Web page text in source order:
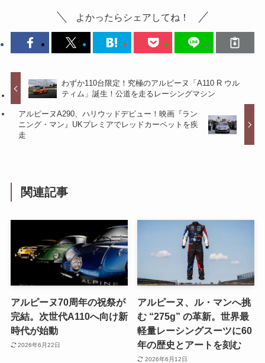
よかったらシェアしてね！
わずか110台限定！究極のアルピーヌ「A110 R ウル
ティム」誕生！公道を走るレーシングマシン
アルピーヌA290、ハリウッドデビュー！映画『ラン
ニング・マン』UKプレミアでレッドカーペットを疾
走
関連記事
アルピーヌ70周年の祝祭が
完結。次世代A110へ向け新
時代が始動
2026年6月22日
アルピーヌ、ル・マンへ挑
む “275g” の革新。世界最
軽量レーシングスーツに60
年の歴史とアートを刻む
2026年6月12日